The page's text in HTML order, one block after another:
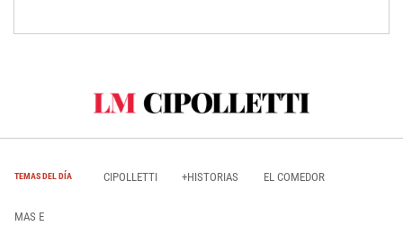
TEMAS DEL DÍA CIPOLLETTI +HISTORIAS EL COMEDOR
MAS E